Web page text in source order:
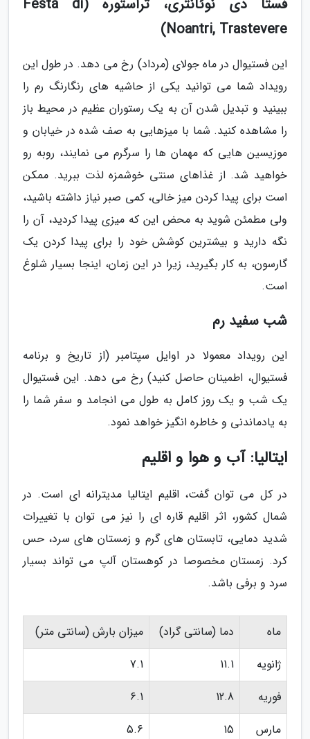
Noantri, Trastevere)
این فستیوال در ماه جولای (مرداد) رخ می دهد. در طول این
رویداد شما می توانید یکی از حاشیه های رنگارنگ رم را
ببینید و تبدیل شدن آن به یک رستوران عظیم در محیط باز
را مشاهده کنید. شما با میزهایی به صف شده در خیابان و
موزیسین هایی که مهمان ها را سرگرم می نمایند، روبه رو
خواهید شد. از غذاهای سنتی خوشمزه لذت ببرید. ممکن
است برای پیدا کردن میز خالی، کمی صبر نیاز داشته باشید،
ولی مطمئن شوید به محض این که میزی پیدا کردید، آن را
نگه دارید و بیشترین کوشش خود را برای پیدا کردن یک
گارسون، به کار بگیرید، زیرا در این زمان، اینجا بسیار شلوغ
است.
شب سفید رم
این رویداد معمولا در اوایل سپتامبر (از تاریخ و برنامه
فستیوال، اطمینان حاصل کنید) رخ می دهد. این فستیوال
یک شب و یک روز کامل به طول می انجامد و سفر شما را
به یادماندنی و خاطره انگیز خواهد نمود.
ایتالیا: آب و هوا و اقلیم
در کل می توان گفت، اقلیم ایتالیا مدیترانه ای است. در
شمال کشور، اثر اقلیم قاره ای را نیز می توان با تغییرات
شدید دمایی، تابستان های گرم و زمستان های سرد، حس
کرد. زمستان مخصوصا در کوهستان آلپ می تواند بسیار
سرد و برفی باشد.
ماه دما (سانتی گراد)
میزان بارش (سانتی متر)
ژانویه
11.1
7.1
فوریه
12.8
6.1
مارس
15
5.6